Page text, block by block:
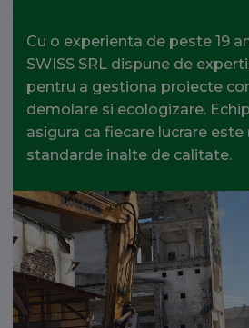
Cu o experienta de peste 19
SWISS SRL dispune de
pentru a gestiona proiecte
demolare si ecologizare.
asigura ca fiecare lucrare este
standarde inalte de calitate.